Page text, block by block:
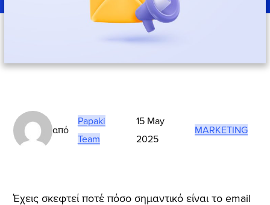
από
Papaki
Team
15 May
2025
MARKETING
Έχεις σκεφτεί ποτέ πόσο σημαντικό είναι το email